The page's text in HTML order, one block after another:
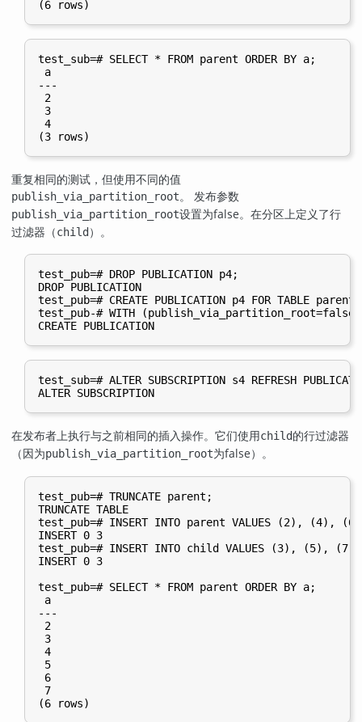
test_sub=# SELECT * FROM parent ORDER BY a;
a
---
2
3
4
重复相同的测试，但使用不同的值
publish_via_partition_root。 发布参数
publish_via_partition_root设置为false。在分区上定义了行
过滤器（child ）。
test_pub=# DROP PUBLICATION p4;
DROP PUBLICATION
test_pub=# CREATE PUBLICATION p4 FOR TABLE
test_pub-# WITH
test_sub=# ALTER SUBSCRIPTION s4 REFRESH
在发布者上执行与之前相同的插入操作。它们使用child的行过滤器
（因为publish_via_partition_root为false）。
test_pub=# TRUNCATE parent;
TRUNCATE TABLE
test_pub=# INSERT INTO parent VALUES (2), (4),
INSERT 0 3
test_pub=# INSERT INTO child VALUES (3), (5), (7);
INSERT 0 3
test_pub=# SELECT * FROM parent ORDER BY a;
a
---
2
3
4
5
6
7